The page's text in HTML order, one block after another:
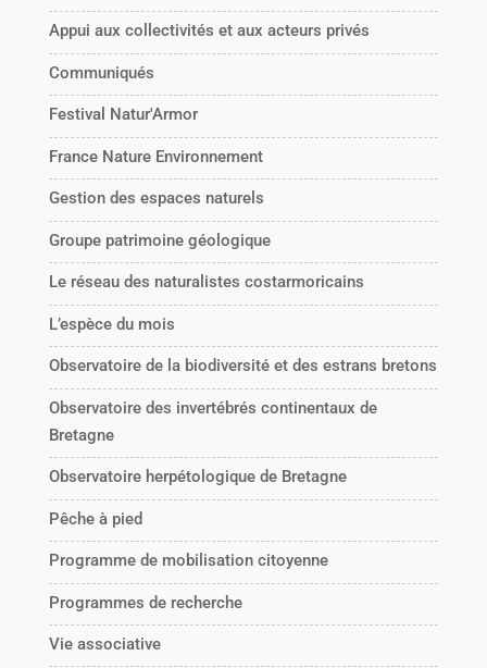
Appui aux collectivités et aux acteurs privés
Communiqués
Festival Natur'Armor
France Nature Environnement
Gestion des espaces naturels
Groupe patrimoine géologique
Le réseau des naturalistes costarmoricains
L’espèce du mois
Observatoire de la biodiversité et des estrans bretons
Observatoire des invertébrés continentaux de
Bretagne
Observatoire herpétologique de Bretagne
Pêche à pied
Programme de mobilisation citoyenne
Programmes de recherche
Vie associative